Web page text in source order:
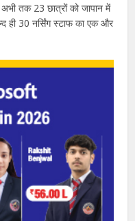
तक 23 छात्रों को जापान में
30 नर्सिंग स्टाफ का एक और